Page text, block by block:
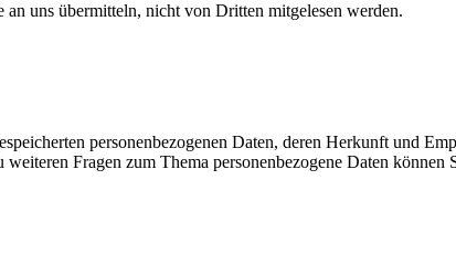
uns übermitteln, nicht von Dritten mitgelesen werden.
personenbezogenen Daten, deren Herkunft und
Fragen zum Thema personenbezogene Daten können